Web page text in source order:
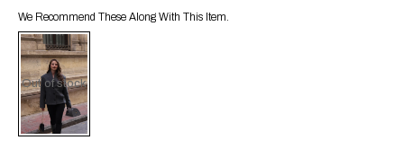
We Recommend These Along With This Item.
Out of stock